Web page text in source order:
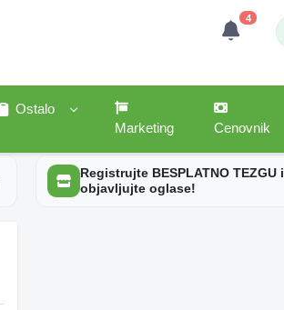
4
Ostalo
Marketing
Cenovnik
Registrujte BESPLATNO TEZGU i
objavljujte oglase!